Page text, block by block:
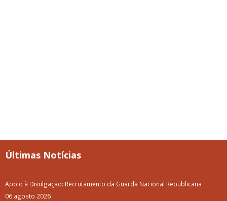
Últimas Notícias
Apoio à Divulgação: Recrutamento da Guarda Nacional Republicana
06 agosto 2026